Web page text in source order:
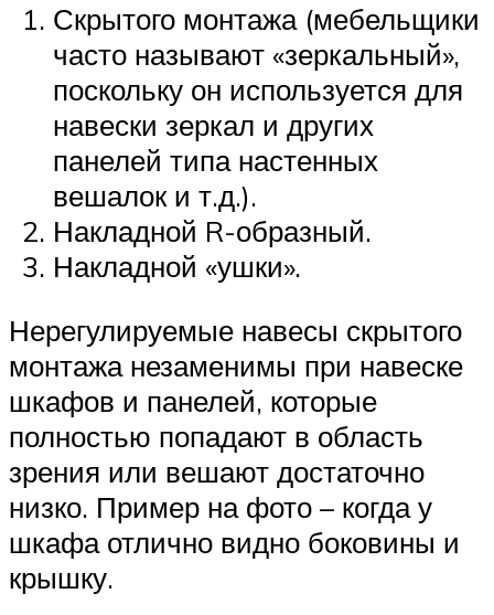
Скрытого монтажа (мебельщики
часто называют «зеркальный»,
поскольку он используется для
навески зеркал и других
панелей типа настенных
вешалок и т.д.).
Накладной R-образный.
Накладной «ушки».
Нерегулируемые навесы скрытого
монтажа незаменимы при навеске
шкафов и панелей, которые
полностью попадают в область
зрения или вешают достаточно
низко. Пример на фото – когда у
шкафа отлично видно боковины и
крышку.